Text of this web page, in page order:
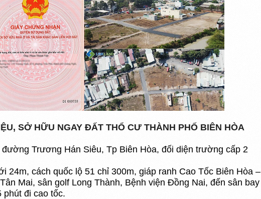
SỞ HỮU NGAY ĐẤT THỔ CƯ THÀNH PHỐ BIÊN HÒA
Trương Hán Siêu, Tp Biên Hòa, đối diện trường cấp 2
24m, cách quốc lộ 51 chỉ 300m, giáp ranh Cao Tốc Biên Hòa –
Mai, sân golf Long Thành, Bệnh viện Đồng Nai, đến sân bay
phút đi cao tốc.